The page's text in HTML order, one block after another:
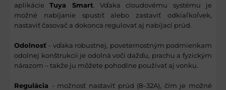
aplikácieTuya Smart . Vďaka cloudovému systému je
možné nabíjanie spustiť alebo zastaviť odkiaľkoľvek,
nastaviť časovač a dokonca regulovať aj nabíjací prúd.
Odolnosť - vďaka robustnej, poveternostným podmienkam
odolnej konštrukcii je odolná voči dažďu, prachu a fyzickým
nárazom – takže ju môžete pohodlne používať aj vonku.
Regulácia - možnosť nastaviť prúd (8–32A), čím je možné